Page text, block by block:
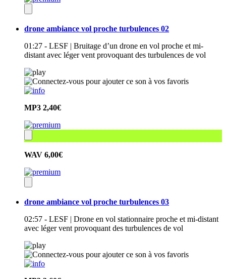
drone ambiance vol proche turbulences 02
01:27 - LESF | Bruitage d’un drone en vol proche et mi-
distant avec léger vent provoquant des turbulences de vol
MP3 2,40€
WAV 6,00€
drone ambiance vol proche turbulences 03
02:57 - LESF | Drone en vol stationnaire proche et mi-distant
avec léger vent provoquant des turbulences de vol